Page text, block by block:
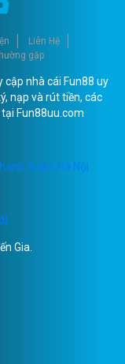
Liên Hệ
gặp
cập nhà cái Fun88 uy
nạp và rút tiền, các
Fun88uu.com
Xuân, Hà Nội
Gia.